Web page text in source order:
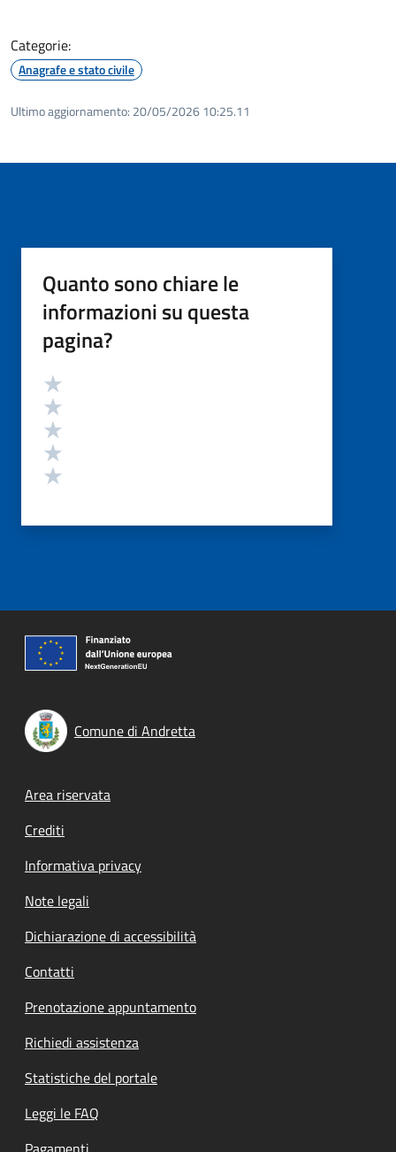
Categorie:
Anagrafe e stato civile
Ultimo aggiornamento: 20/05/2026 10:25.11
Quanto sono chiare le
informazioni su questa
pagina?
Valutazione
Comune di Andretta
Footer menu
Area riservata
Crediti
Informativa privacy
Note legali
Dichiarazione di accessibilità
Contatti
Prenotazione appuntamento
Richiedi assistenza
Statistiche del portale
Leggi le FAQ